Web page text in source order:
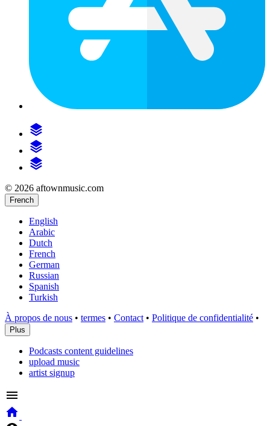
© 2026 aftownmusic.com
French
English
Arabic
Dutch
French
German
Russian
Spanish
Turkish
À propos de nous • termes • Contact • Politique de confidentialité •
Plus
Podcasts content guidelines
upload music
artist signup